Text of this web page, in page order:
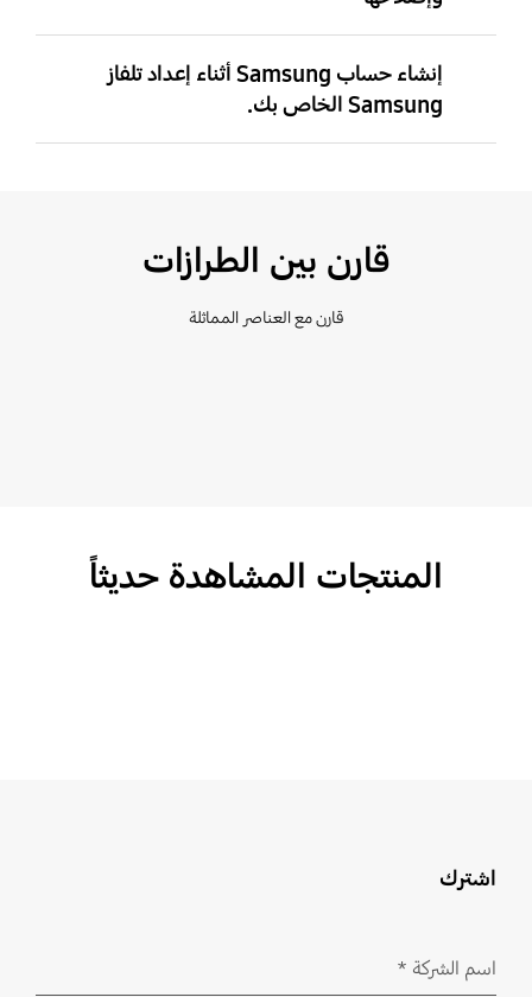
إنشاء حساب Samsung أثناء إعداد تلفاز
Samsung الخاص بك.
قارن بين الطرازات
قارن مع العناصر المماثلة
المنتجات المشاهدة حديثاً
اشترك
اسم الشركة *